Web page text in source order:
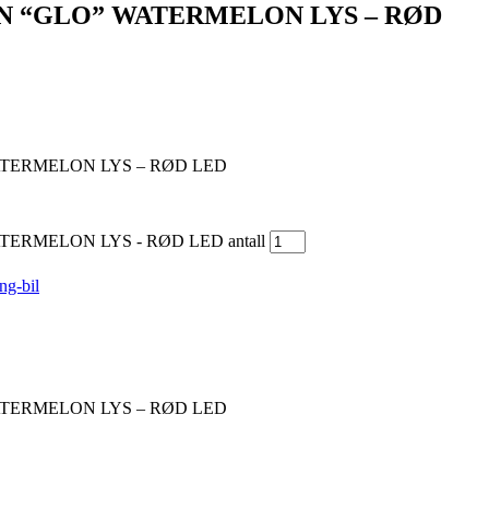
“GLO” WATERMELON LYS – RØD
LYS – RØD LED
LYS - RØD LED antall
bil
LYS – RØD LED